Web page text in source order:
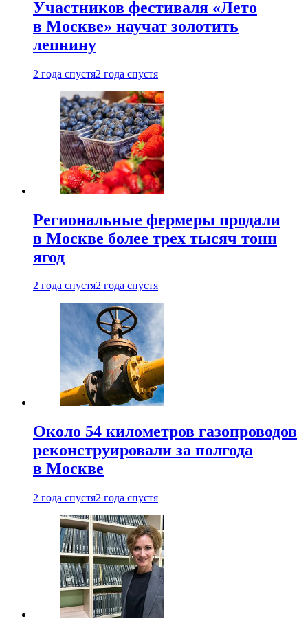
Участников фестиваля «Лето
в Москве» научат золотить
лепнину
2 года спустя2 года спустя
Региональные фермеры продали
в Москве более трех тысяч тонн
ягод
2 года спустя2 года спустя
Около 54 километров газопроводов
реконструировали за полгода
в Москве
2 года спустя2 года спустя